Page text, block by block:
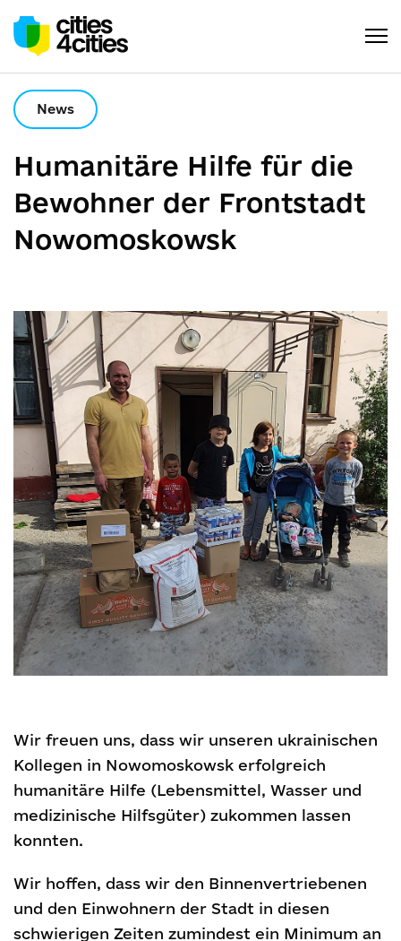
News
Humanitäre Hilfe für die
Bewohner der Frontstadt
Nowomoskowsk
Wir freuen uns, dass wir unseren ukrainischen
Kollegen in Nowomoskowsk erfolgreich
humanitäre Hilfe (Lebensmittel, Wasser und
medizinische Hilfsgüter) zukommen lassen
konnten.
Wir hoffen, dass wir den Binnenvertriebenen
und den Einwohnern der Stadt in diesen
schwierigen Zeiten zumindest ein Minimum an